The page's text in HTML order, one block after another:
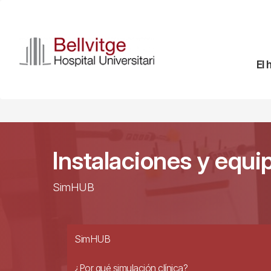
contenido
principal
El
Instalaciones y
SimHUB
SimHUB
¿Por qué simulación clínica?